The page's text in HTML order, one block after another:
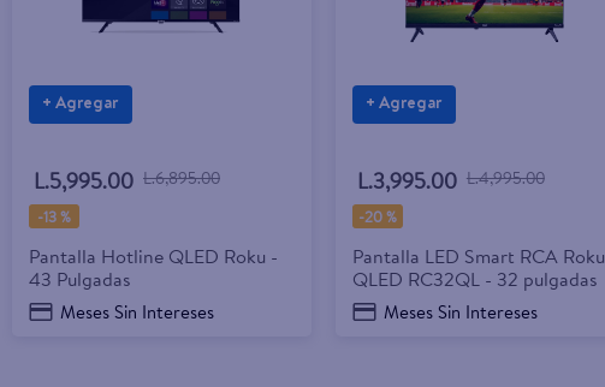
+ Agregar
L.5,995.00 L.6,895.00
-13 %
Pantalla Hotline QLED Roku -
43 Pulgadas
Meses Sin Intereses
+ Agregar
L.3,995.00 L.4,995.00
-20 %
Pantalla LED Smart RCA Roku
QLED RC32QL - 32 pulgadas
Meses Sin Intereses